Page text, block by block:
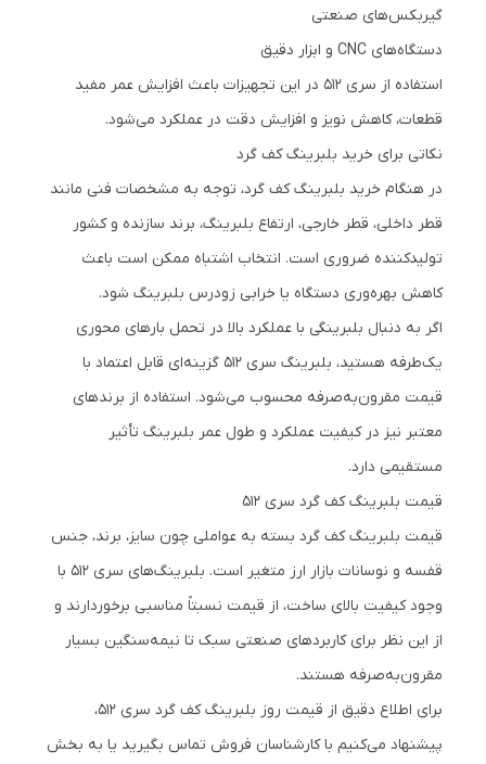
گیربکس‌های صنعتی
دستگاه‌های CNC و ابزار دقیق
استفاده از سری 512 در این تجهیزات باعث افزایش عمر مفید
قطعات، کاهش نویز و افزایش دقت در عملکرد می‌شود.
نکاتی برای خرید بلبرینگ کف گرد
در هنگام خرید بلبرینگ کف گرد، توجه به مشخصات فنی مانند
قطر داخلی، قطر خارجی، ارتفاع بلبرینگ، برند سازنده و کشور
تولیدکننده ضروری است. انتخاب اشتباه ممکن است باعث
کاهش بهره‌وری دستگاه یا خرابی زودرس بلبرینگ شود.
اگر به دنبال بلبرینگی با عملکرد بالا در تحمل بارهای محوری
یک‌طرفه هستید، بلبرینگ سری 512 گزینه‌ای قابل اعتماد با
قیمت مقرون‌به‌صرفه محسوب می‌شود. استفاده از برندهای
معتبر نیز در کیفیت عملکرد و طول عمر بلبرینگ تأثیر
مستقیمی دارد.
قیمت بلبرینگ کف گرد سری 512
قیمت بلبرینگ کف گرد بسته به عواملی چون سایز، برند، جنس
قفسه و نوسانات بازار ارز متغیر است. بلبرینگ‌های سری 512 با
وجود کیفیت بالای ساخت، از قیمت نسبتاً مناسبی برخوردارند و
از این نظر برای کاربردهای صنعتی سبک تا نیمه‌سنگین بسیار
مقرون‌به‌صرفه هستند.
برای اطلاع دقیق از قیمت روز بلبرینگ کف گرد سری 512،
پیشنهاد می‌کنیم با کارشناسان فروش تماس بگیرید یا به بخش